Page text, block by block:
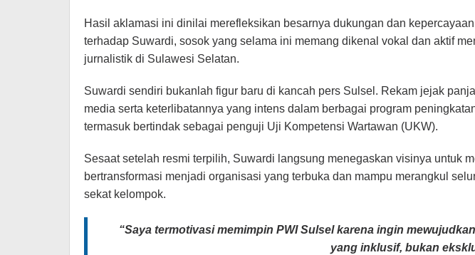
Hasil aklamasi ini dinilai merefleksikan besarnya dukungan dan
terhadap Suwardi, sosok yang selama ini memang dikenal vokal dan aktif
jurnalistik di Sulawesi Selatan.
​Suwardi sendiri bukanlah figur baru di kancah pers Sulsel. Rekam jejak
media serta keterlibatannya yang intens dalam berbagai program
termasuk bertindak sebagai penguji Uji Kompetensi Wartawan (UKW).
​Sesaat setelah resmi terpilih, Suwardi langsung menegaskan visinya untuk
bertransformasi menjadi organisasi yang terbuka dan mampu merangkul
sekat kelompok.
​“Saya termotivasi memimpin PWI Sulsel karena ingin
yang inklusif, bukan